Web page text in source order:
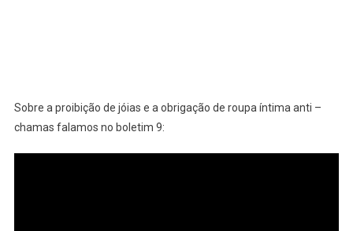
Sobre a proibição de jóias e a obrigação de roupa íntima anti –
chamas falamos no boletim 9: